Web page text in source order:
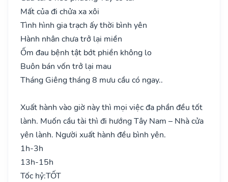
Mất của đi chửa xa xôi
Tình hình gia trạch ấy thời bình yên
Hành nhân chưa trở lại miền
Ốm đau bệnh tật bớt phiền không lo
Buôn bán vốn trở lại mau
Tháng Giêng tháng 8 mưu cầu có ngay..
Xuất hành vào giờ này thì mọi việc đa phần đều tốt
lành. Muốn cầu tài thì đi hướng Tây Nam – Nhà cửa
yên lành. Người xuất hành đều bình yên.
1h-3h
13h-15h
Tốc hỷ:TỐT